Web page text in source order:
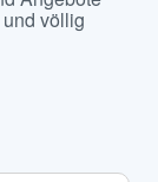
völlig